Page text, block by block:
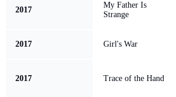
2017
My Father Is
Strange
2017 Girl's War
2017 Trace of the Hand